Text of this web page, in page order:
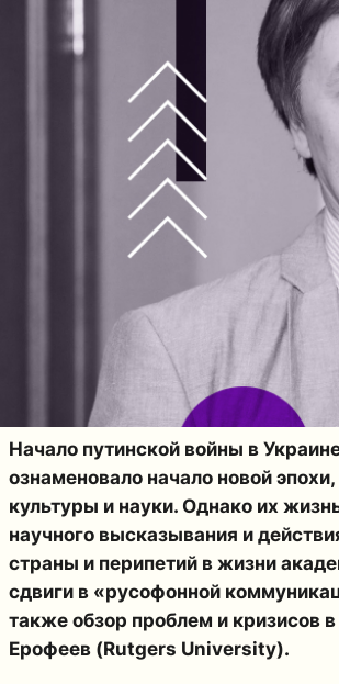
Начало путинской войны в
ознаменовало начало новой
культуры и науки. Однако их
научного высказывания и
страны и перипетий в жизни
сдвиги в «русофонной
также обзор проблем и кризисов
Ерофеев(Rutgers University).